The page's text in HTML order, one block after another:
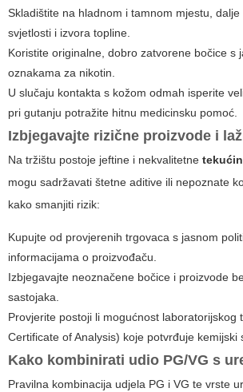
Skladištite na hladnom i tamnom mjestu,
svjetlosti i izvora topline.
Koristite originalne, dobro zatvorene bočice s
oznakama za nikotin.
U slučaju kontakta s kožom odmah isperite
pri gutanju potražite hitnu medicinsku pomoć.
Izbjegavajte rizične proizvode i
Na tržištu postoje jeftine i nekvalitetne
mogu sadržavati štetne aditive ili nepoznate
kako smanjiti rizik:
Kupujte od provjerenih trgovaca s jasnom
informacijama o proizvođaču.
Izbjegavajte neoznačene bočice i proizvode
sastojaka.
Provjerite postoji li mogućnost
Certificate of Analysis) koje potvrđuje kemijski
Kako kombinirati udio PG/VG s
Pravilna kombinacija udjela PG i VG te vrste